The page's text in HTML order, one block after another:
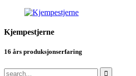
Kjempestjerne
16 års produksjonserfaring